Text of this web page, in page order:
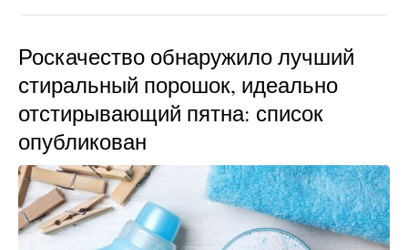
Роскачество обнаружило лучший
стиральный порошок, идеально
отстирывающий пятна: список
опубликован